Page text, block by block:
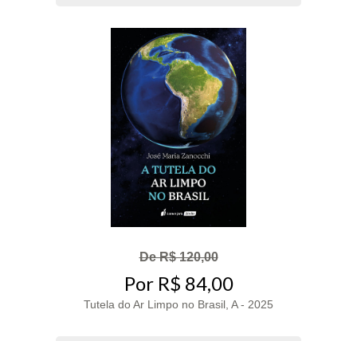
De R$ 120,00
Por R$ 84,00
Tutela do Ar Limpo no Brasil, A - 2025